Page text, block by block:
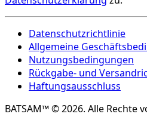
Datenschutzrichtlinie
Allgemeine
Nutzungsbedingungen
Rückgabe- und
Haftungsausschluss
BATSAM™ © 2026. Alle Rechte